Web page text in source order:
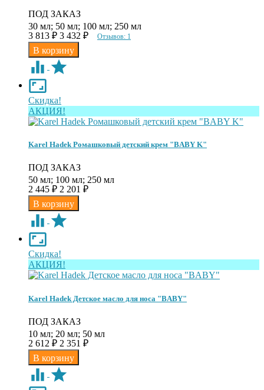
ПОД ЗАКАЗ
30 мл; 50 мл; 100 мл; 250 мл
3 813 ₽ 3 432 ₽ Отзывов: 1
Скидка!
АКЦИЯ!
Karel Hadek Ромашковый детский крем "BABY K"
ПОД ЗАКАЗ
50 мл; 100 мл; 250 мл
2 445 ₽ 2 201 ₽
Скидка!
АКЦИЯ!
Karel Hadek Детское масло для носа "BABY"
ПОД ЗАКАЗ
10 мл; 20 мл; 50 мл
2 612 ₽ 2 351 ₽